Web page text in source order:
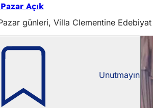
Açık
günleri, Villa Clementine
Unutmayın